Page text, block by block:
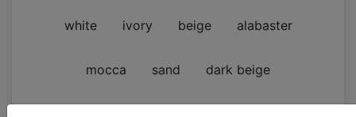
white ivory beige alabaster
mocca sand dark beige